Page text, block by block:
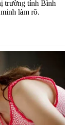
trường tỉnh Bình
làm rõ.